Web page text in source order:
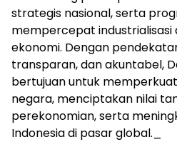
strategis nasional, serta
mempercepat
ekonomi. Dengan
transparan, dan akuntabel,
bertujuan untuk
negara, menciptakan nilai
perekonomian, serta
Indonesia di pasar global._